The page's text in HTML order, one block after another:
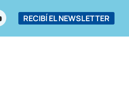
RECIBÍ EL NEWSLETTER